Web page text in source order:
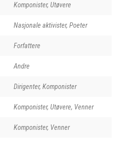
Komponister, Utøvere
Nasjonale aktivister, Poeter
Forfattere
Andre
Dirigenter, Komponister
Komponister, Utøvere, Venner
Komponister, Venner